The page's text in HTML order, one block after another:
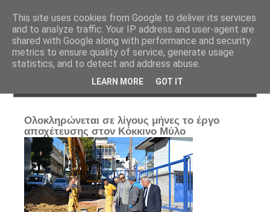
Αρχική Δημοτικό Συμβούλιο (Live)
Επικοινωνία
Ημερολόγιο Εκδηλώσεων
Ολοκληρώνεται σε λίγους μήνες το έργο
αποχέτευσης στον Κόκκινο Μύλο
This site uses cookies from Google to deliver its services
and to analyze traffic. Your IP address and user-agent are
shared with Google along with performance and security
metrics to ensure quality of service, generate usage
statistics, and to detect and address abuse.
LEARN MORE GOT IT